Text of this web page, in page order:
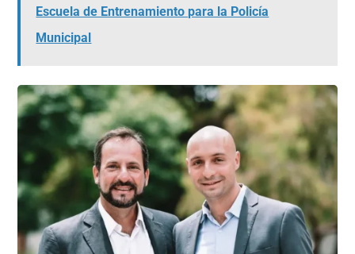
Escuela de Entrenamiento para la Policía
Municipal